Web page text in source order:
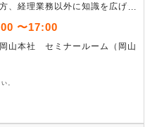
、経理業務以外に知識を広げた
〜17:00
山本社 セミナールーム（岡山
。